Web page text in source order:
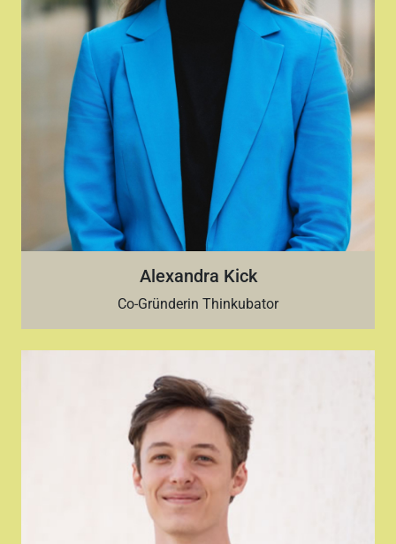
Alexandra Kick
Co-Gründerin Thinkubator